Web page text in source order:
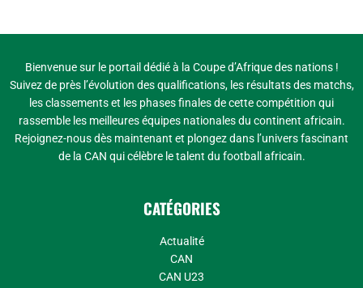
Bienvenue sur le portail dédié à la Coupe d’Afrique des nations !
Suivez de près l’évolution des qualifications, les résultats des matchs,
les classements et les phases finales de cette compétition qui
rassemble les meilleures équipes nationales du continent africain.
Rejoignez-nous dès maintenant et plongez dans l’univers fascinant
de la CAN qui célèbre le talent du football africain.
CATÉGORIES
Actualité
CAN
CAN U23